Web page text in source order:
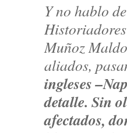
Y no hablo
Muñoz
aliados,
ingleses
detalle. Sin
afectados,